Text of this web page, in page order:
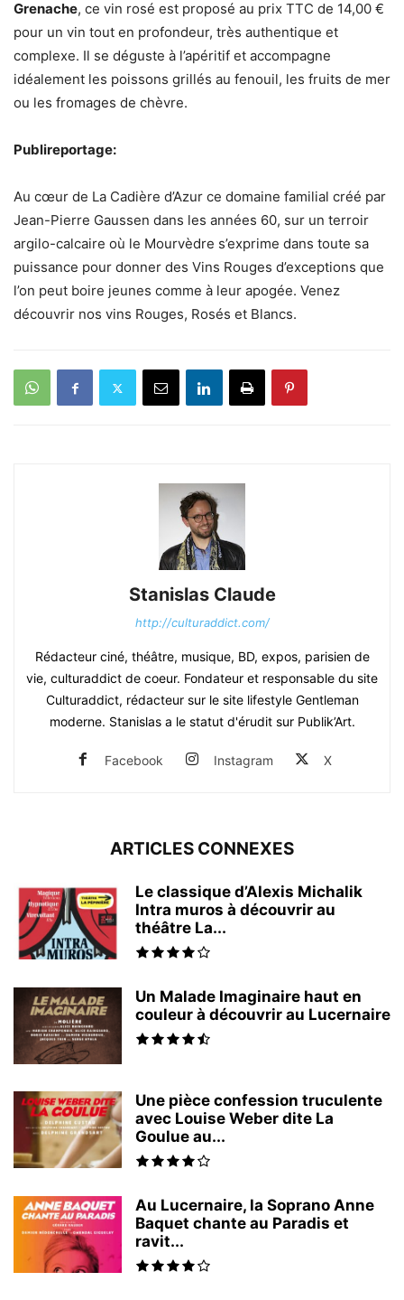
Grenache, ce vin rosé est proposé au prix TTC de 14,00 €
pour un vin tout en profondeur, très authentique et
complexe. Il se déguste à l’apéritif et accompagne
idéalement les poissons grillés au fenouil, les fruits de mer
ou les fromages de chèvre.
Publireportage:
Au cœur de La Cadière d’Azur ce domaine familial créé par
Jean-Pierre Gaussen dans les années 60, sur un terroir
argilo-calcaire où le Mourvèdre s’exprime dans toute sa
puissance pour donner des Vins Rouges d’exceptions que
l’on peut boire jeunes comme à leur apogée. Venez
découvrir nos vins Rouges, Rosés et Blancs.
Stanislas Claude
http://culturaddict.com/
Rédacteur ciné, théâtre, musique, BD, expos, parisien de
vie, culturaddict de coeur. Fondateur et responsable du site
Culturaddict, rédacteur sur le site lifestyle Gentleman
moderne. Stanislas a le statut d'érudit sur Publik’Art.
Facebook Instagram X
ARTICLES CONNEXES
Le classique d’Alexis Michalik
Intra muros à découvrir au
théâtre La...
Un Malade Imaginaire haut en
couleur à découvrir au Lucernaire
Une pièce confession truculente
avec Louise Weber dite La
Goulue au...
Au Lucernaire, la Soprano Anne
Baquet chante au Paradis et
ravit...